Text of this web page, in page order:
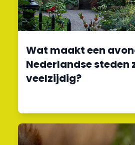
Wat maakt een
Nederlandse steden
veelzijdig?